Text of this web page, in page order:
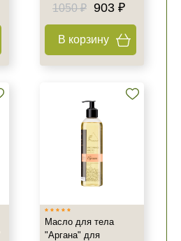
1050 ₽ 903 ₽
В корзину
Масло для тела
"Аргана" для